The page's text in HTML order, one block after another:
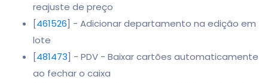
reajuste de preço
[461526] - Adicionar departamento na edição em
lote
[481473] - PDV - Baixar cartões automaticamente
ao fechar o caixa